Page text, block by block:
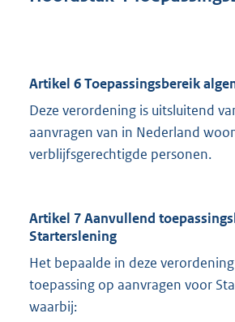
Artikel 6 Toepassingsbereik
Deze verordening is uitsluitend
aanvragen van in Nederland
verblijfsgerechtigde personen.
Artikel 7 Aanvullend
Starterslening
Het bepaalde in deze
toepassing op aanvragen voor
waarbij: